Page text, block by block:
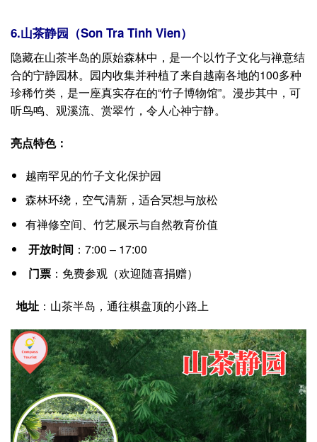
6.山茶静园（Son Tra Tinh Vien）
隐藏在山茶半岛的原始森林中，是一个以竹子文化与禅意结
合的宁静园林。园内收集并种植了来自越南各地的100多种
珍稀竹类，是一座真实存在的“竹子博物馆”。漫步其中，可
听鸟鸣、观溪流、赏翠竹，令人心神宁静。
亮点特色：
越南罕见的竹子文化保护园
森林环绕，空气清新，适合冥想与放松
有禅修空间、竹艺展示与自然教育价值
开放时间：7:00 – 17:00
门票：免费参观（欢迎随喜捐赠）
地址 ：山茶半岛，通往棋盘顶的小路上